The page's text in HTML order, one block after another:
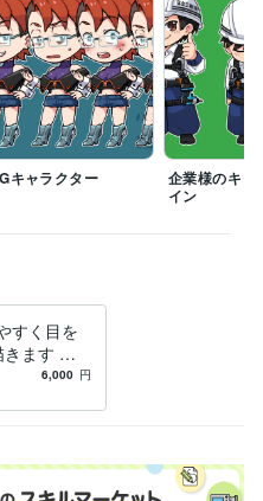
キャラクター
企業様のキャ
イン
すく目を
ます ヒ
、ご満足い
6,000 円